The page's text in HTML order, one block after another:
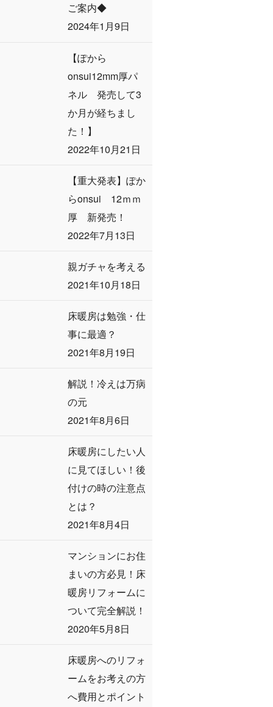
ご案内◆
2024年1月9日
【ぽから
onsui12mm厚パ
ネル 発売して3
か月が経ちまし
た！】
2022年10月21日
【重大発表】ぽか
らonsui 12ｍｍ
厚 新発売！
2022年7月13日
親ガチャを考える
2021年10月18日
床暖房は勉強・仕
事に最適？
2021年8月19日
解説！冷えは万病
の元
2021年8月6日
床暖房にしたい人
に見てほしい！後
付けの時の注意点
とは？
2021年8月4日
マンションにお住
まいの方必見！床
暖房リフォームに
ついて完全解説！
2020年5月8日
床暖房へのリフォ
ームをお考えの方
へ費用とポイント